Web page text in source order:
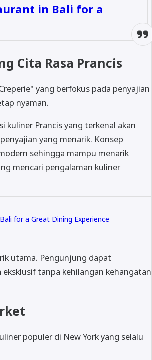
in Bali for a
Cita Rasa Prancis
yang berfokus pada penyajian
nyaman.
Prancis yang terkenal akan
yang menarik. Konsep
sehingga mampu menarik
mencari pengalaman kuliner
for a Great Dining Experience
utama. Pengunjung dapat
tanpa kehilangan kehangatan
populer di New York yang selalu